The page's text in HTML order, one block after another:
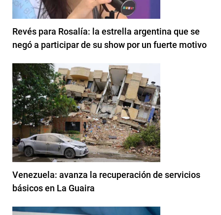
Revés para Rosalía: la estrella argentina que se
negó a participar de su show por un fuerte motivo
Venezuela: avanza la recuperación de servicios
básicos en La Guaira